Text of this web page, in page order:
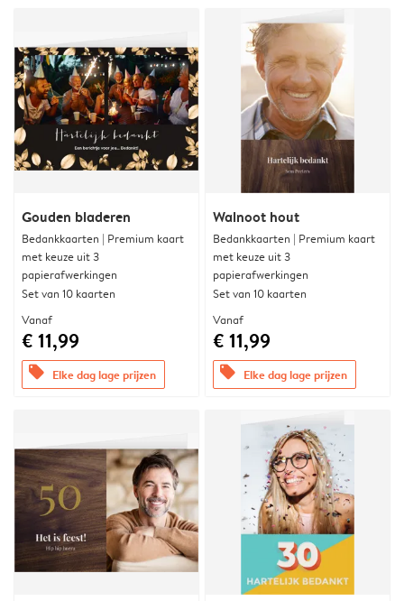
Gouden bladeren
Bedankkaarten | Premium kaart
met keuze uit 3
papierafwerkingen
Set van 10 kaarten
Vanaf
€ 11,99
offers Elke dag lage prijzen
Walnoot hout
Bedankkaarten | Premium kaart
met keuze uit 3
papierafwerkingen
Set van 10 kaarten
Vanaf
€ 11,99
offers Elke dag lage prijzen